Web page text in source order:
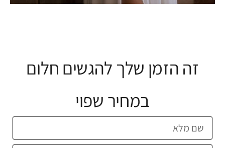
זה הזמן שלך להגשים חלום
במחיר שפוי